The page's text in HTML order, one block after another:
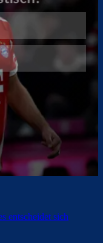
entscheidet sich